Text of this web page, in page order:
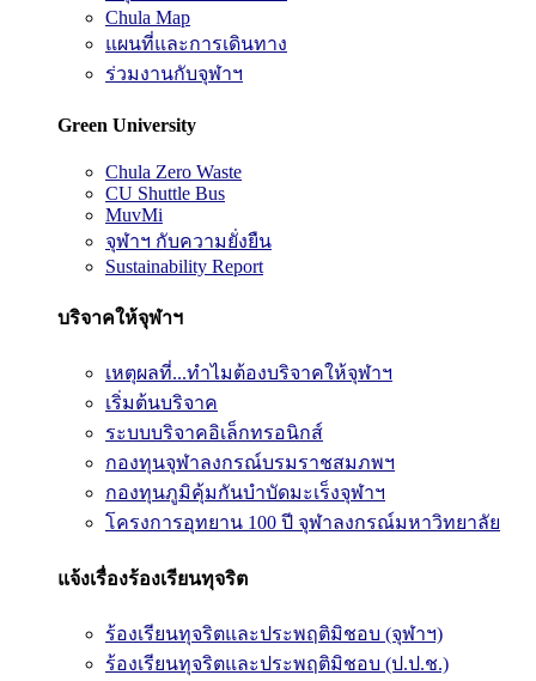
Chula Map
แผนที่และการเดินทาง
ร่วมงานกับจุฬาฯ
Green University
Chula Zero Waste
CU Shuttle Bus
MuvMi
จุฬาฯ กับความยั่งยืน
Sustainability Report
บริจาคให้จุฬาฯ
เหตุผลที่...ทำไมต้องบริจาคให้จุฬาฯ
เริ่มต้นบริจาค
ระบบบริจาคอิเล็กทรอนิกส์
กองทุนจุฬาลงกรณ์บรมราชสมภพฯ
กองทุนภูมิคุ้มกันบำบัดมะเร็งจุฬาฯ
โครงการอุทยาน 100 ปี จุฬาลงกรณ์มหาวิทยาลัย
แจ้งเรื่องร้องเรียนทุจริต
ร้องเรียนทุจริตและประพฤติมิชอบ (จุฬาฯ)
ร้องเรียนทุจริตและประพฤติมิชอบ (ป.ป.ช.)